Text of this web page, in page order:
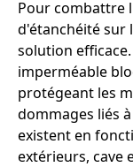
Pour combattre
d'étanchéité sur
solution
imperméable
protégeant les
dommages liés
existent en
extérieurs, cave